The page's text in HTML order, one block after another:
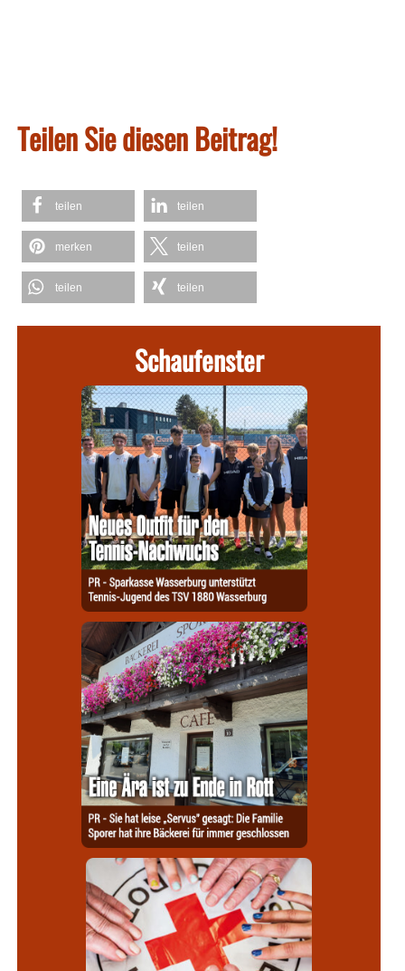
Teilen Sie diesen Beitrag!
teilen teilen
merken teilen
teilen teilen
Schaufenster